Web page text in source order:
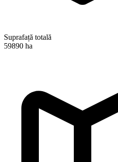
Suprafață totală
59890 ha